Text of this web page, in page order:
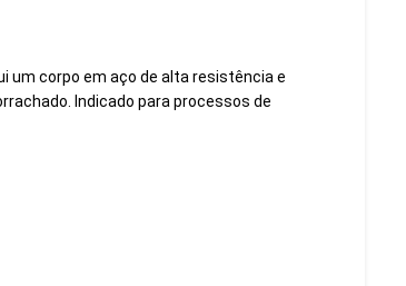
um corpo em aço de alta resistência e
Indicado para processos de